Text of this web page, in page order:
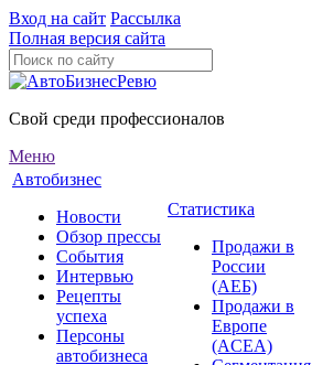
Вход на сайт Рассылка
Полная версия сайта
Свой среди профессионалов
Меню
Автобизнес
Новости
Обзор прессы
События
Интервью
Рецепты
успеха
Персоны
автобизнеса
Статистика
Продажи в
России
(АЕБ)
Продажи в
Европе
(ACEA)